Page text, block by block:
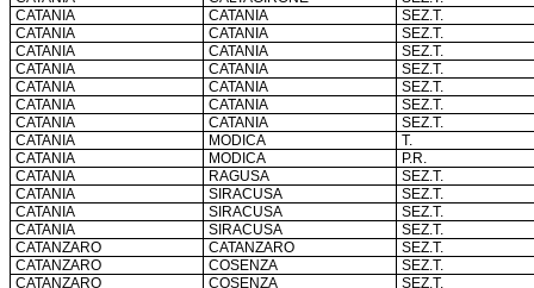
CATANIA
CATANIA
SEZ.T.
CATANIA
CATANIA
SEZ.T.
CATANIA
CATANIA
SEZ.T.
CATANIA
CATANIA
SEZ.T.
CATANIA
CATANIA
SEZ.T.
CATANIA
CATANIA
SEZ.T.
CATANIA
CATANIA
SEZ.T.
CATANIA
MODICA
T.
CATANIA
MODICA
P.R.
CATANIA
RAGUSA
SEZ.T.
CATANIA
SIRACUSA
SEZ.T.
CATANIA
SIRACUSA
SEZ.T.
CATANIA
SIRACUSA
SEZ.T.
CATANZARO
CATANZARO
SEZ.T.
CATANZARO
COSENZA
SEZ.T.
CATANZARO
COSENZA
SEZ.T.